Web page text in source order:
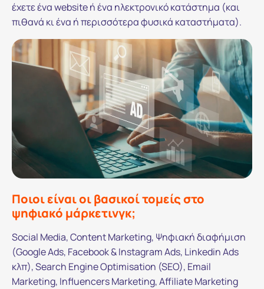
έχετε ένα website ή ένα ηλεκτρονικό κατάστημα (και
πιθανά κι ένα ή περισσότερα φυσικά καταστήματα).
Ποιοι είναι οι βασικοί τομείς στο
ψηφιακό μάρκετινγκ;
Social Media, Content Marketing, Ψηφιακή διαφήμιση
(Google Ads, Facebook & Instagram Ads, Linkedin Ads
κλπ), Search Engine Optimisation (SEO), Email
Marketing, Influencers Marketing, Affiliate Marketing